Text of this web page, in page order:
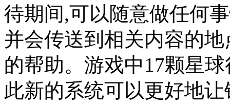
待期间,可以随意做任何
并会传送到相关内容的
的帮助。游戏中17颗星
此新的系统可以更好地